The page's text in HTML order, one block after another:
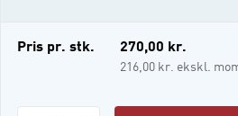
i-bog
Pris pr. stk. 270,00 kr.
216,00 kr. ekskl.